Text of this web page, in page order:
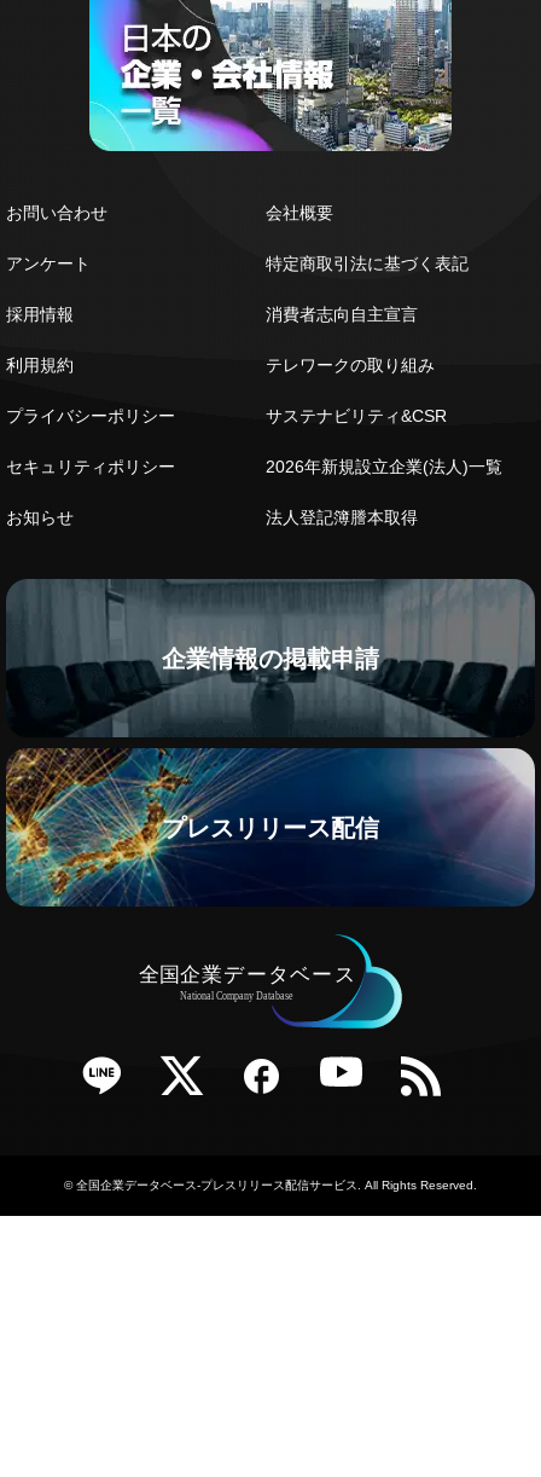
お問い合わせ
アンケート
採用情報
利用規約
プライバシーポリシー
セキュリティポリシー
お知らせ
会社概要
特定商取引法に基づく表記
消費者志向自主宣言
テレワークの取り組み
サステナビリティ&CSR
2026年新規設立企業(法人)一覧
法人登記簿謄本取得
企業情報の掲載申請
プレスリリース配信
Twitter Facebook YouTube RSS
©全国企業データベース-プレスリリース配信サービス . All Rights Reserved.